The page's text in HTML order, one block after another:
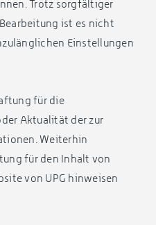
Trotz sorgfältiger
ist es nicht
Einstellungen
für die
Aktualität der zur
Weiterhin
für den Inhalt von
von UPG hinweisen